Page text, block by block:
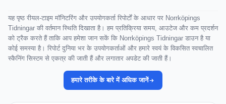
यह पृष्ठ रीयल-टाइम मॉनिटरिंग और उपयोगकर्ता रिपोर्टों के आधार पर Norrköpings
Tidningar की वर्तमान स्थिति दिखाता है। हम प्रतिक्रिया समय, आउटेज और कम प्रदर्शन
को ट्रैक करते हैं ताकि आप हमेशा जान सकें कि Norrköpings Tidningar डाउन है या
कोई समस्या है। रिपोर्ट दुनिया भर के उपयोगकर्ताओं और हमारे स्वयं के विकसित स्वचालित
स्कैनिंग सिस्टम से एकत्र की जाती हैं और लगातार अपडेट की जाती हैं।
हमारे तरीके के बारे में अधिक जानें